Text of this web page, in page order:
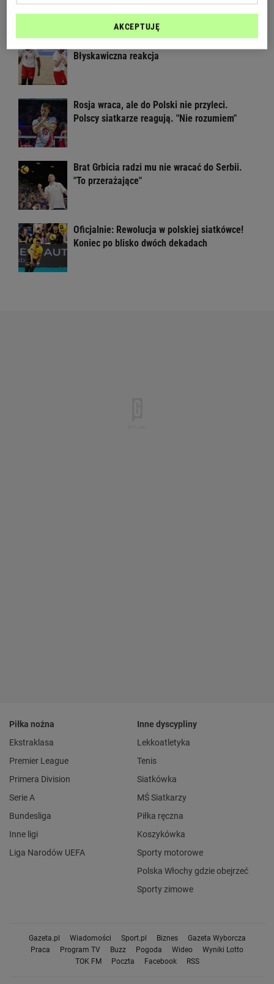
Głośny apel Fornala do ministerstwa.
Błyskawiczna reakcja
Rosja wraca, ale do Polski nie przyleci.
Polscy siatkarze reagują. "Nie rozumiem"
Brat Grbicia radzi mu nie wracać do Serbii.
"To przerażające"
Oficjalnie: Rewolucja w polskiej siatkówce!
Koniec po blisko dwóch dekadach
Piłka nożna
Ekstraklasa
Premier League
Primera Division
Serie A
Bundesliga
Inne ligi
Liga Narodów UEFA
Inne dyscypliny
Lekkoatletyka
Tenis
Siatkówka
MŚ Siatkarzy
Piłka ręczna
Koszykówka
Sporty motorowe
Polska Włochy gdzie obejrzeć
Sporty zimowe
Gazeta.pl Wiadomości Sport.pl Biznes
Gazeta Wyborcza
Praca
Program TV Buzz Pogoda Wideo
Wyniki Lotto
TOK FM
Poczta Facebook RSS
AKCEPTUJĘ